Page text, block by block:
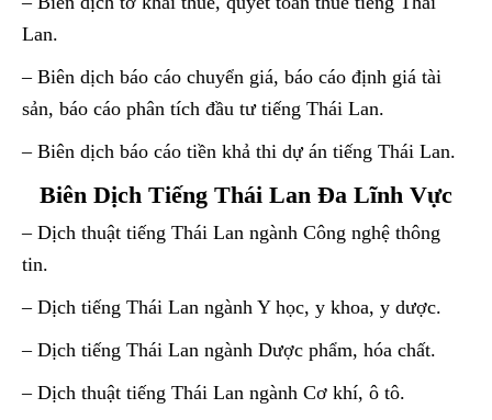
Lan.
– Biên dịch báo cáo chuyển giá, báo cáo định giá tài
sản, báo cáo phân tích đầu tư tiếng Thái Lan.
– Biên dịch báo cáo tiền khả thi dự án tiếng Thái Lan.
Biên Dịch Tiếng Thái Lan Đa Lĩnh Vực
– Dịch thuật tiếng Thái Lan ngành Công nghệ thông
tin.
– Dịch tiếng Thái Lan ngành Y học, y khoa, y dược.
– Dịch tiếng Thái Lan ngành Dược phẩm, hóa chất.
– Dịch thuật tiếng Thái Lan ngành Cơ khí, ô tô.